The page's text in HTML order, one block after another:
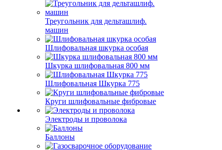
Треугольник для дельташлиф.
машин
Шлифовальная шкурка особая
Шкурка шлифовальная 800 мм
Шлифовальная Шкурка 775
Круги шлифовальные фибровые
Электроды и проволока
Баллоны